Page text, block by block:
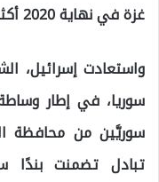
غزة في نهاية 2020 أكثر من مرة.
واستعادت إسرائيل،
سوريا، في إطار
سوريَّين من محافظة
تبادل تضمنت بندًا